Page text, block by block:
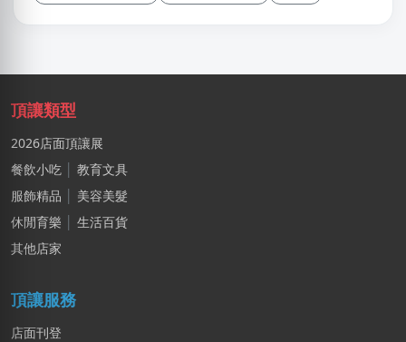
頂讓類型
2026店面頂讓展
餐飲小吃
教育文具
服飾精品
美容美髮
休閒育樂
生活百貨
其他店家
頂讓服務
店面刊登